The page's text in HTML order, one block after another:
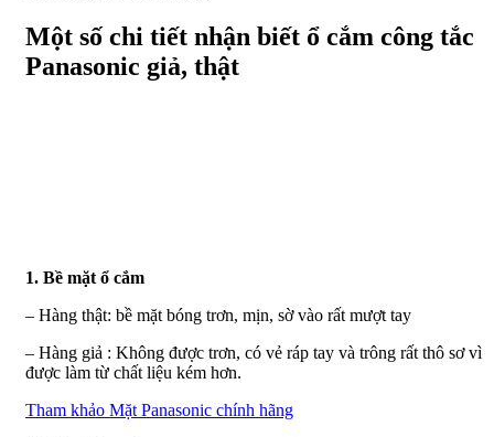
Một số chi tiết nhận biết ổ cắm công tắc
Panasonic giả, thật
1. Bề mặt ổ cắm
– Hàng thật: bề mặt bóng trơn, mịn, sờ vào rất mượt tay
– Hàng giả : Không được trơn, có vẻ ráp tay và trông rất thô sơ vì
được làm từ chất liệu kém hơn.
Tham khảo Mặt Panasonic chính hãng